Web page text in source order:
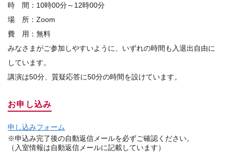
時 間：10時00分～12時00分
場 所：Zoom
費 用：無料
みなさまがご参加しやすいように、 いずれの時間も入退出自由に
しています。
講演は50分、質疑応答に50分の時間を設けています。
お申し込み
申し込みフォーム
※申込み完了後の自動返信メールを必ずご確認ください。
（入室情報は自動返信メールに記載しています）